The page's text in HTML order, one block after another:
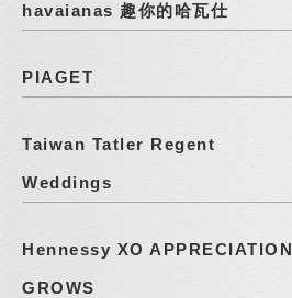
havaianas 趣你的哈瓦仕
PIAGET
Taiwan Tatler Regent
Weddings
Hennessy XO APPRECIATION
GROWS